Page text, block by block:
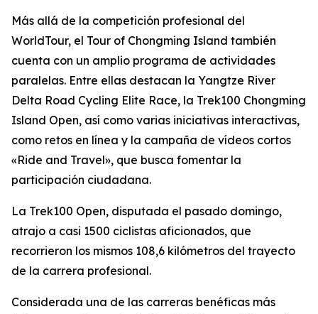
Más allá de la competición profesional del
WorldTour, el Tour of Chongming Island también
cuenta con un amplio programa de actividades
paralelas. Entre ellas destacan la Yangtze River
Delta Road Cycling Elite Race, la Trek100 Chongming
Island Open, así como varias iniciativas interactivas,
como retos en línea y la campaña de vídeos cortos
«Ride and Travel», que busca fomentar la
participación ciudadana.
La Trek100 Open, disputada el pasado domingo,
atrajo a casi 1500 ciclistas aficionados, que
recorrieron los mismos 108,6 kilómetros del trayecto
de la carrera profesional.
Considerada una de las carreras benéficas más